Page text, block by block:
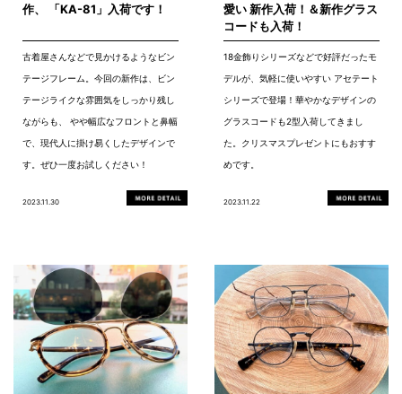
作、 「KA-81」入荷です！
古着屋さんなどで見かけるようなビン
テージフレーム。今回の新作は、ビン
テージライクな雰囲気をしっかり残し
ながらも、 やや幅広なフロントと鼻幅
で、現代人に掛け易くしたデザインで
す。ぜひ一度お試しください！
2023.11.30
愛い 新作入荷！＆新作グラス
コードも入荷！
18金飾りシリーズなどで好評だったモ
デルが、気軽に使いやすい アセテート
シリーズで登場！華やかなデザインの
グラスコードも2型入荷してきまし
た。クリスマスプレゼントにもおすす
めです。
2023.11.22